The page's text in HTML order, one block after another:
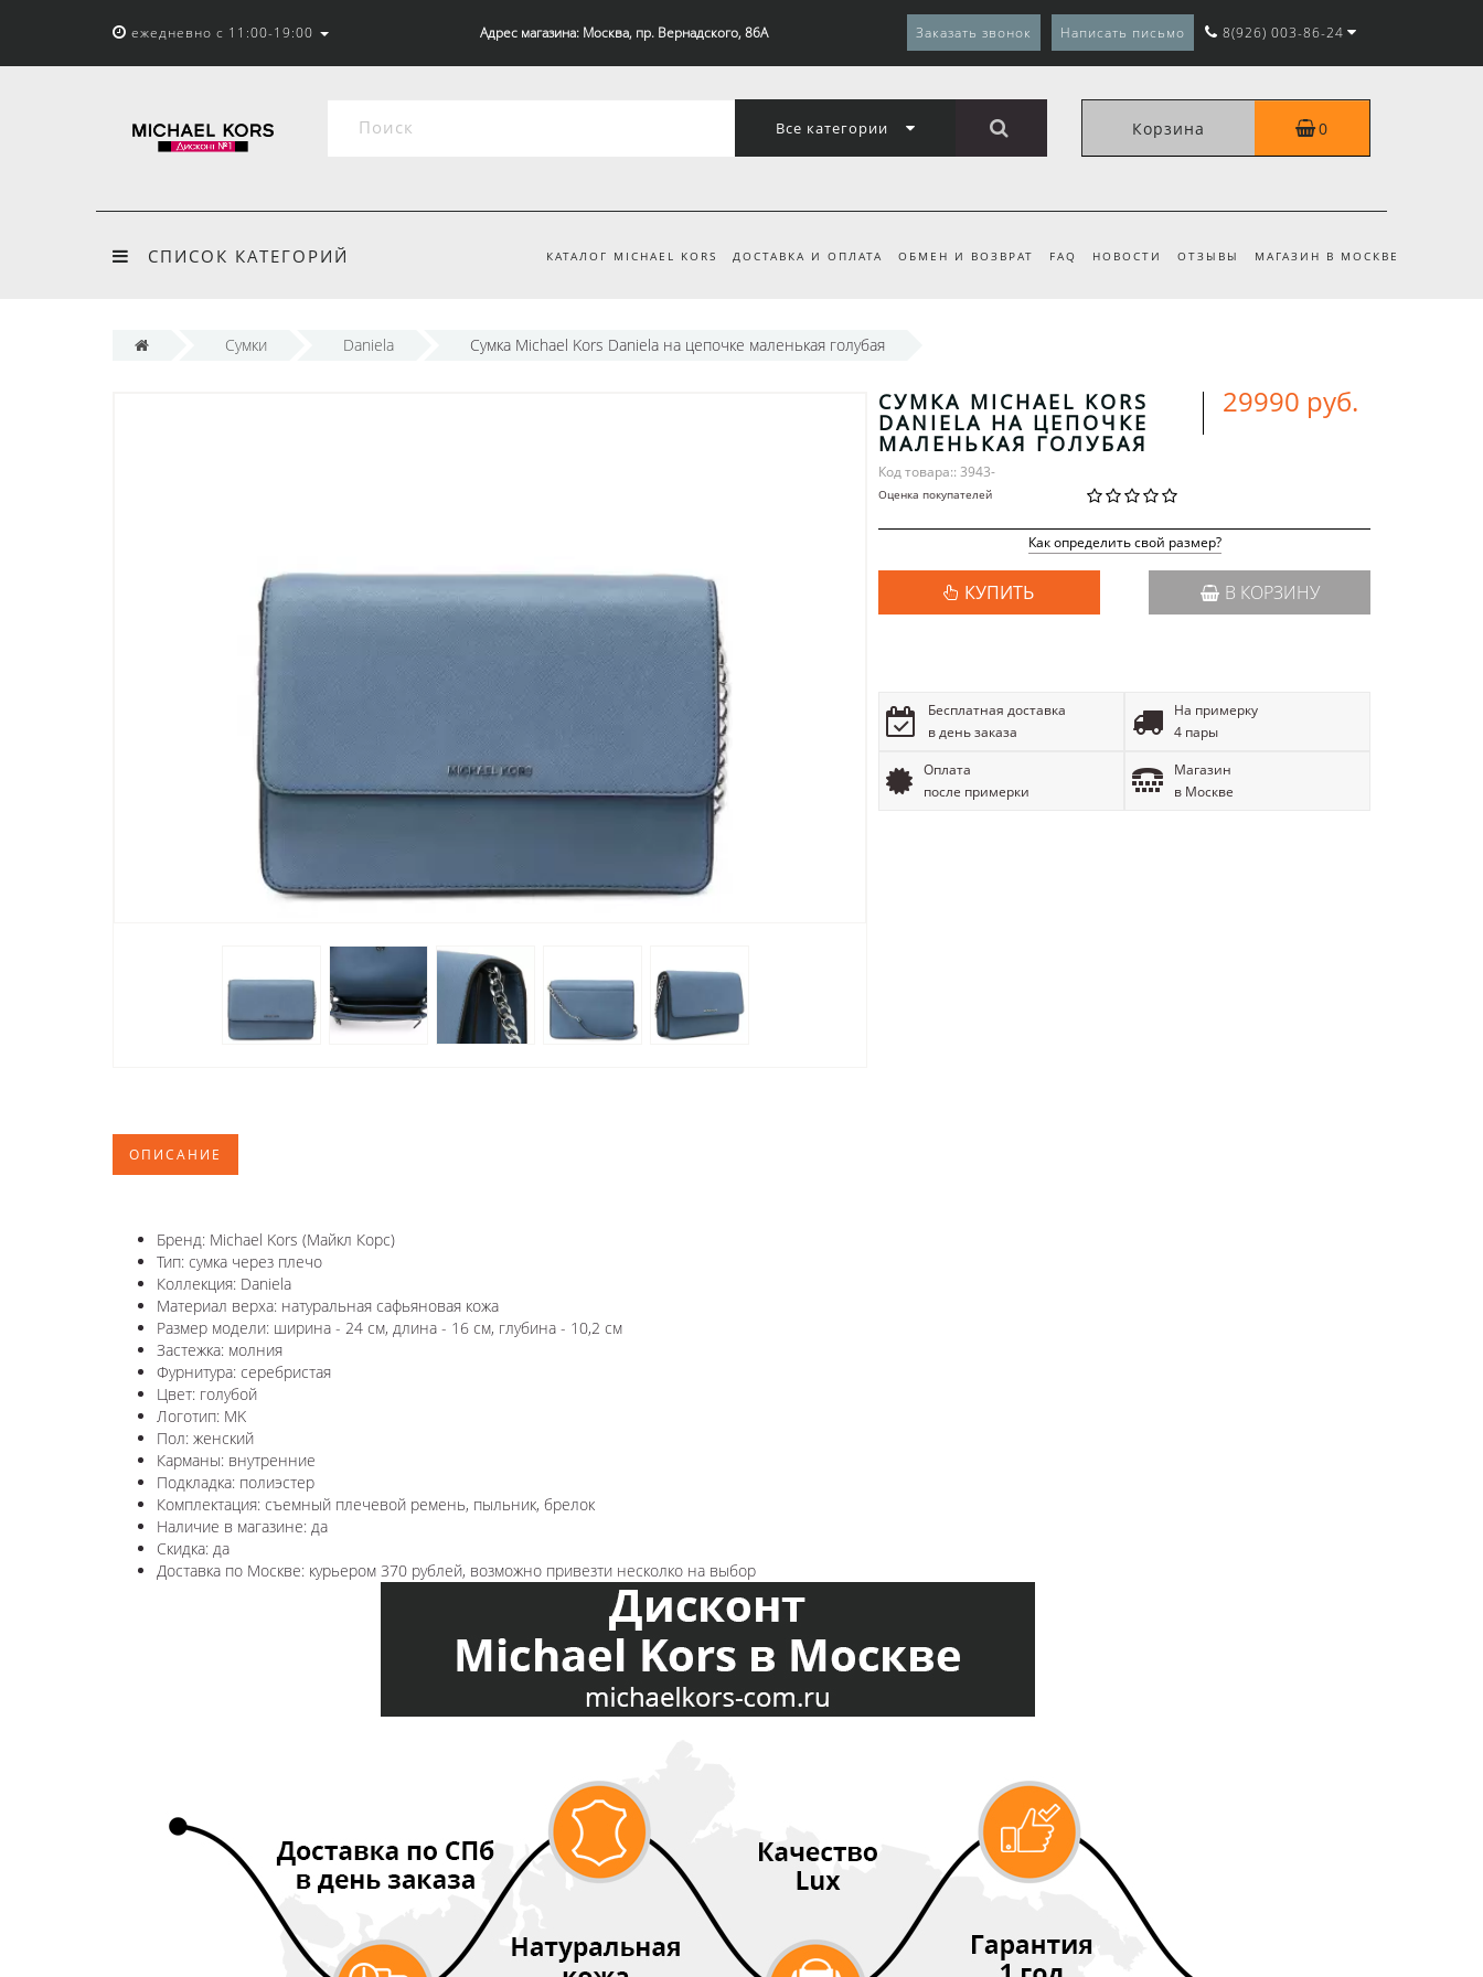
ежедневно с 11:00-19:00 Адрес магазина: Москва, пр. Вернадского, 86А Заказать звонок Написать письмо 8(926) 003-86-24
Все категории Корзина 0
СПИСОК КАТЕГОРИЙ КАТАЛОГ MICHAEL KORS ДОСТАВКА И ОПЛАТА ОБМЕН И ВОЗВРАТ FAQ НОВОСТИ ОТЗЫВЫ МАГАЗИН В МОСКВЕ
Сумки Daniela Сумка Michael Kors Daniela на цепочке маленькая голубая
СУМКА MICHAEL KORS
DANIELA НА ЦЕПОЧКЕ
МАЛЕНЬКАЯ ГОЛУБАЯ
Код товара:: 3943-
Оценка покупателей
29990 руб.
Как определить свой размер?
КУПИТЬ В КОРЗИНУ
Бесплатная доставка
в день заказа
На примерку
4 пары
Оплата
после примерки
Магазин
в Москве
ОПИСАНИЕ
Бренд: Michael Kors (Майкл Корс)
Тип: сумка через плечо
Коллекция: Daniela
Материал верха: натуральная сафьяновая кожа
Размер модели: ширина - 24 см, длина - 16 см, глубина - 10,2 см
Застежка: молния
Фурнитура: серебристая
Цвет: голубой
Логотип: MK
Пол: женский
Карманы: внутренние
Подкладка: полиэстер
Комплектация: съемный плечевой ремень, пыльник, брелок
Наличие в магазине: да
Скидка: да
Доставка по Москве: курьером 370 рублей, возможно привезти несколко на выбор